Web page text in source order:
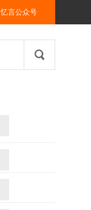
忆言公众号